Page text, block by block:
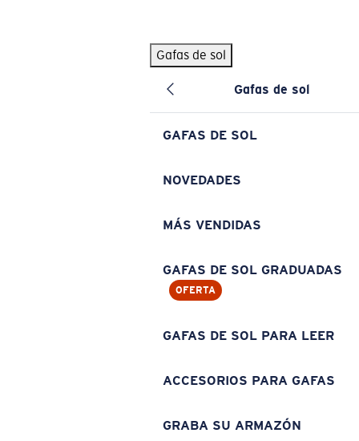
Gafas de sol
Gafas de sol
GAFAS DE SOL
NOVEDADES
MÁS VENDIDAS
GAFAS DE SOL GRADUADAS
OFERTA
GAFAS DE SOL PARA LEER
ACCESORIOS PARA GAFAS
GRABA SU ARMAZÓN
BÚSQUEDAS POPULARES
Pilothouse PRO Limited Edition Pack Exclusivo
Gafas de sol personalizadas
Los más vendidos de gafas de sol